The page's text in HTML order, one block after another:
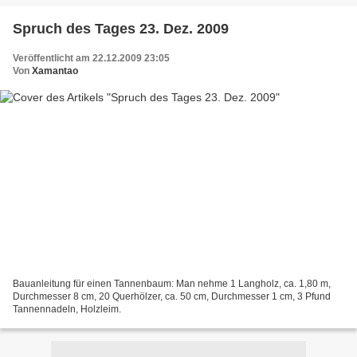
Spruch des Tages 23. Dez. 2009
Veröffentlicht am 22.12.2009 23:05
Von Xamantao
Bauanleitung für einen Tannenbaum: Man nehme 1 Langholz, ca. 1,80 m,
Durchmesser 8 cm, 20 Querhölzer, ca. 50 cm, Durchmesser 1 cm, 3 Pfund
Tannennadeln, Holzleim.